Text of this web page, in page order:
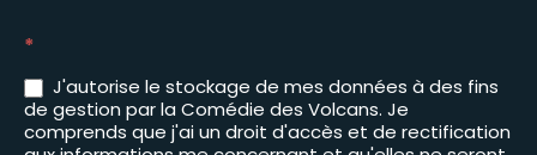
*
J'autorise le stockage de mes données à des fins
de gestion par la Comédie des Volcans. Je
comprends que j'ai un droit d'accès et de rectification